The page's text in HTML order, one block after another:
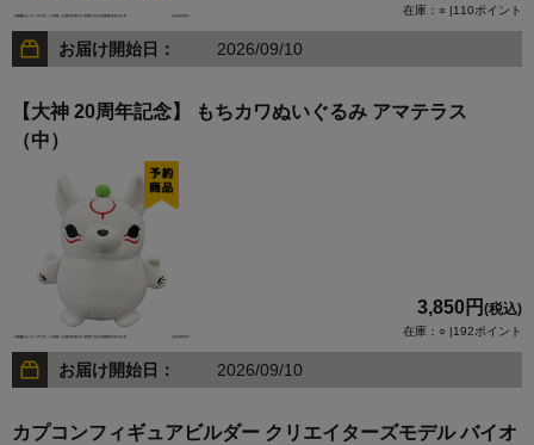
在庫：○ |110ポイント
お届け開始日： 2026/09/10
【大神 20周年記念】 もちカワぬいぐるみ アマテラス
（中）
3,850円 (税込)
在庫：○ |192ポイント
お届け開始日： 2026/09/10
カプコンフィギュアビルダー クリエイターズモデル バイオ